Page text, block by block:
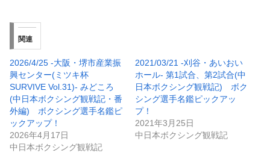
関連
2026/4/25 -大阪・堺市産業振
興センター(ミツキ杯
SURVIVE Vol.31)- みどころ
(中日本ボクシング観戦記・番
外編) ボクシング選手名鑑ピ
ックアップ！
2026年4月17日
中日本ボクシング観戦記
2021/03/21 -刈谷・あいおい
ホール- 第1試合、第2試合(中
日本ボクシング観戦記) ボク
シング選手名鑑ピックアッ
プ！
2021年3月25日
中日本ボクシング観戦記